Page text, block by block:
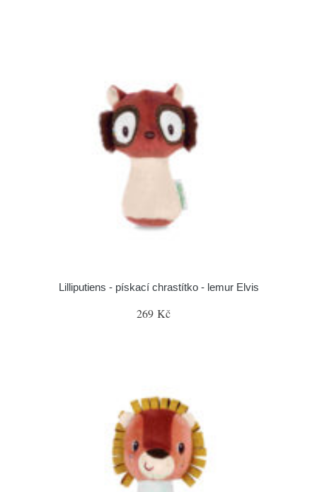
Lilliputiens - pískací chrastítko - lemur Elvis
269 Kč